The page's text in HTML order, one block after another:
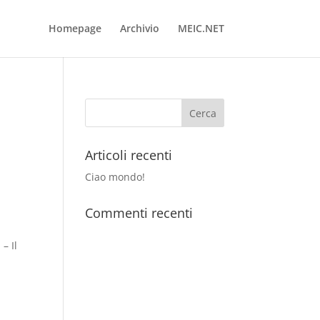
Homepage Archivio MEIC.NET
– Il
Articoli recenti
Ciao mondo!
Commenti recenti